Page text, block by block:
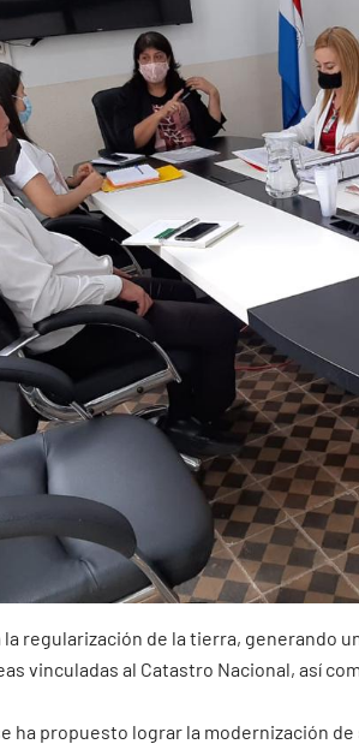
la regularización de la tierra, generando
vinculadas al Catastro Nacional, así
ha propuesto lograr la modernización